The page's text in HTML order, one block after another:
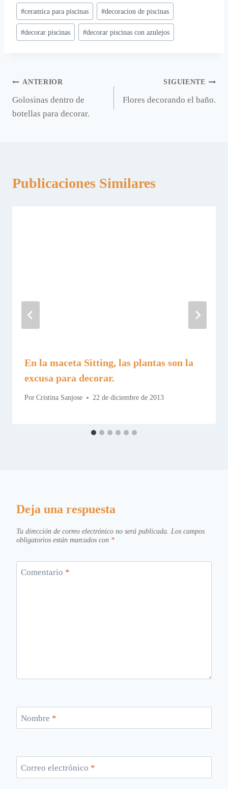
Etiquetas
de
la
#ceramica para piscinas #decoracion de piscinas
#decorar piscinas #decorar piscinas con azulejos
Navegación
de
ANTERIOR
Golosinas dentro de
botellas para decorar.
SIGUIENTE
Flores decorando el baño.
Publicaciones Similares
En la maceta Sitting, las plantas son la
excusa para decorar.
Por Cristina Sanjose 22 de diciembre de 2013
Deja una respuesta
Tu dirección de correo electrónico no será publicada. Los campos
obligatorios están marcados con *
Comentario *
Nombre *
Correo electrónico *